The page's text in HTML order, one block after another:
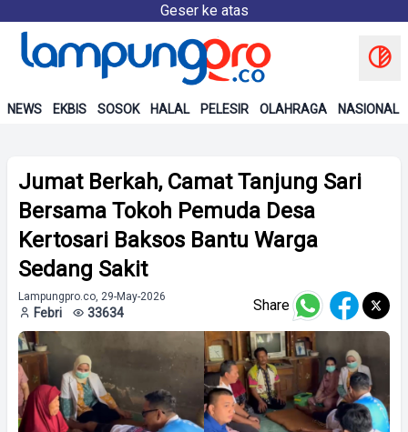
Geser ke atas
NEWS EKBIS SOSOK HALAL PELESIR OLAHRAGA NASIONAL
Jumat Berkah, Camat Tanjung Sari
Bersama Tokoh Pemuda Desa
Kertosari Baksos Bantu Warga
Sedang Sakit
Lampungpro.co, 29-May-2026
Febri 33634 Share